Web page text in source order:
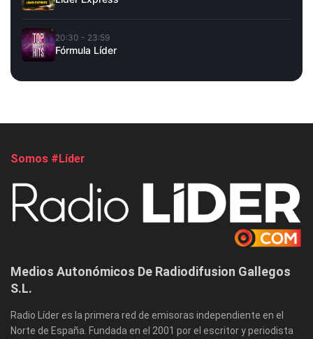
20:30 - 23:59
Fórmula Líder
Somos #Líder
Medios Autonómicos De Radiodifusion Gallegos
S.L.
Radio Líder es la primera red de emisoras independiente en el
Norte de España. Fundada en el 2001 por el escritor y periodista